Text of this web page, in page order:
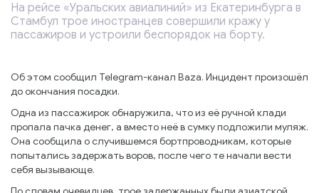
На рейсе «Уральских авиалиний» из Екатеринбурга в
Стамбул трое иностранцев совершили кражу у
пассажиров и устроили беспорядок на борту.
Об этом сообщил Telegram-канал Baza. Инцидент произошёл
до окончания посадки.
Одна из пассажирок обнаружила, что из её ручной клади
пропала пачка денег, а вместо неё в сумку подложили муляж.
Она сообщила о случившемся бортпроводникам, которые
попытались задержать воров, после чего те начали вести
себя вызывающе.